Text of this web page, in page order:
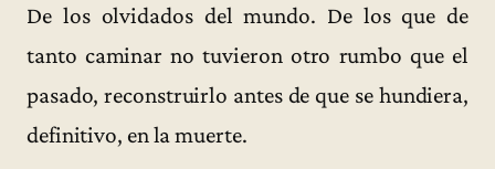
De los olvidados del mundo. De los que de
tanto caminar no tuvieron otro rumbo que el
pasado, reconstruirlo antes de que se hundiera,
definitivo, en la muerte.